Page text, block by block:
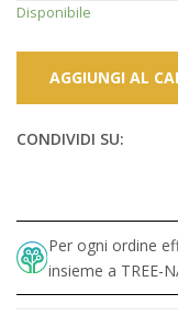
Disponibile
AGGIUNGI AL
CONDIVIDI SU:
Per ogni ordine
insieme a TREE-